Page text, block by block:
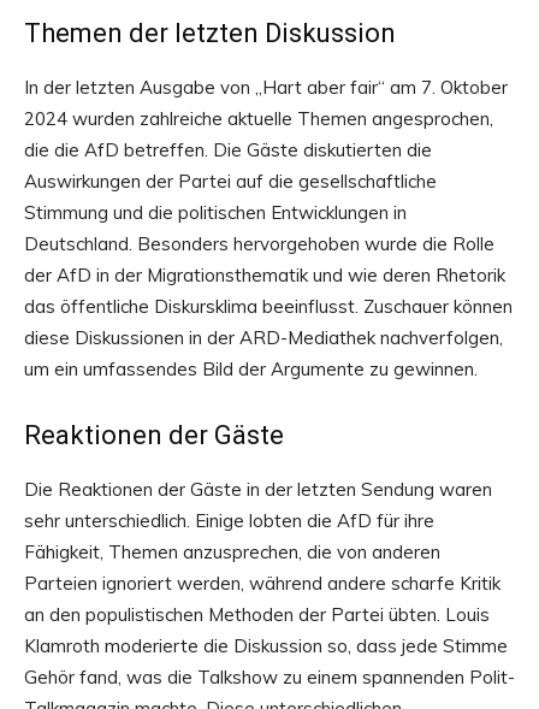
Themen der letzten Diskussion
In der letzten Ausgabe von „Hart aber fair“ am 7. Oktober
2024 wurden zahlreiche aktuelle Themen angesprochen,
die die AfD betreffen. Die Gäste diskutierten die
Auswirkungen der Partei auf die gesellschaftliche
Stimmung und die politischen Entwicklungen in
Deutschland. Besonders hervorgehoben wurde die Rolle
der AfD in der Migrationsthematik und wie deren Rhetorik
das öffentliche Diskursklima beeinflusst. Zuschauer können
diese Diskussionen in der ARD-Mediathek nachverfolgen,
um ein umfassendes Bild der Argumente zu gewinnen.
Reaktionen der Gäste
Die Reaktionen der Gäste in der letzten Sendung waren
sehr unterschiedlich. Einige lobten die AfD für ihre
Fähigkeit, Themen anzusprechen, die von anderen
Parteien ignoriert werden, während andere scharfe Kritik
an den populistischen Methoden der Partei übten. Louis
Klamroth moderierte die Diskussion so, dass jede Stimme
Gehör fand, was die Talkshow zu einem spannenden Polit-